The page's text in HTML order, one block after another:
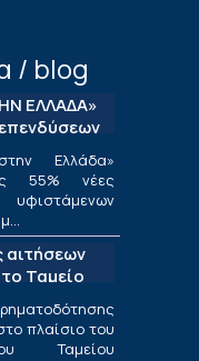
/ blog
ΕΛΛΑΔΑ»
Ελλάδα»
55% νέες
αιτήσεων
Ταμείο
πλαίσιο του
Ταμείου